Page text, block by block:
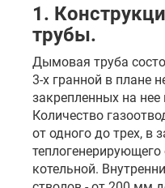
1.
трубы.
Дымовая труба
3-х гранной в плане
закрепленных на
Количество
от одного до трех, в
котельной.